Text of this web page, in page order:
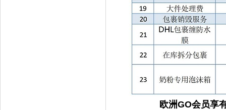
欧洲GO会员享